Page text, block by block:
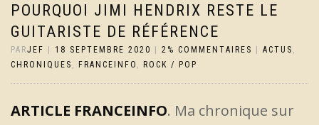
POURQUOI JIMI HENDRIX RESTE LE
GUITARISTE DE RÉFÉRENCE
PARJEF | 18 SEPTEMBRE 2020 | 2% COMMENTAIRES | ACTUS
CHRONIQUES
FRANCEINFO ROCK / POP
ARTICLE FRANCEINFO. Ma chronique sur